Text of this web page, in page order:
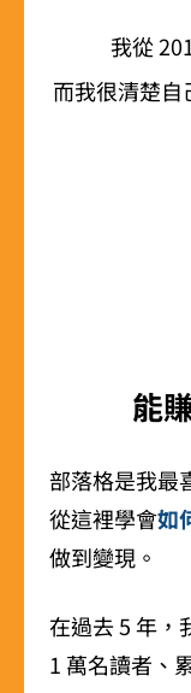
我從
而我很清楚
能
部落格是我最
從這裡學會如
做到變現。
在過去 5 年，
1 萬名讀者、